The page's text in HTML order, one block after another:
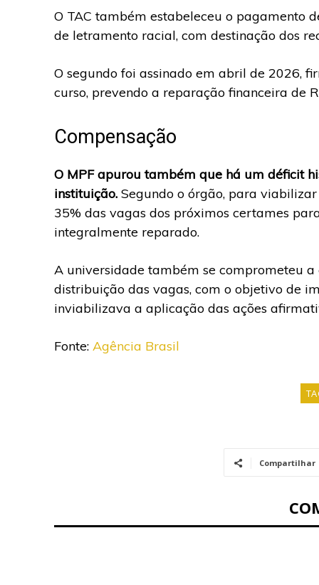
O TAC também estabeleceu o pagamento
de letramento racial, com destinação dos
O segundo foi assinado em abril de 2026,
curso, prevendo a reparação financeira de
Compensação
O MPF apurou também que há um déficit
instituição. Segundo o órgão, para
35% das vagas dos próximos certames
integralmente reparado.
A universidade também se comprometeu
distribuição das vagas, com o objetivo de
inviabilizava a aplicação das ações
Fonte: Agência Brasil
Compartilhar